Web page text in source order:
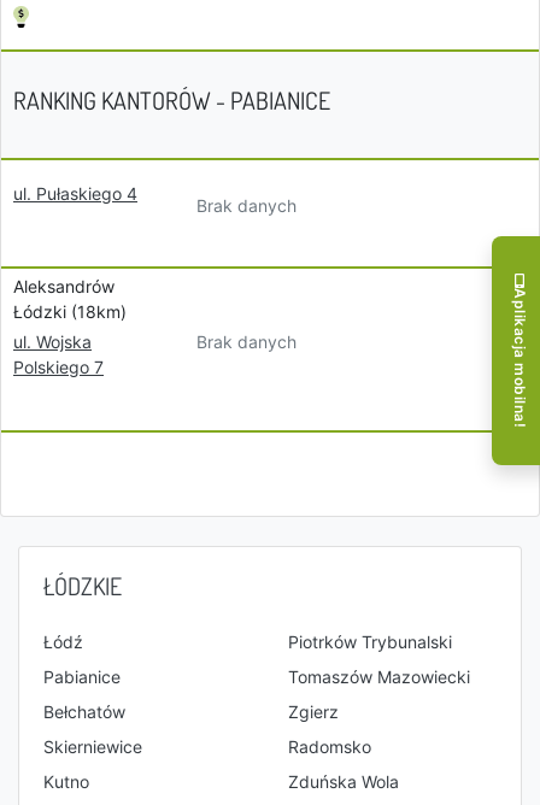
RANKING KANTORÓW - PABIANICE
ul. Pułaskiego 4
Brak danych
Aleksandrów
Łódzki (18km)
ul. Wojska
Polskiego 7
Brak danych
ŁÓDZKIE
Łódź
Piotrków Trybunalski
Pabianice
Tomaszów Mazowiecki
Bełchatów
Zgierz
Skierniewice
Radomsko
Kutno
Zduńska Wola
Aplikacja mobilna!